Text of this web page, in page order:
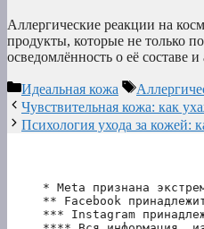
Аллергические реакции на
продукты, которые не только
осведомлённость о её составе
Рубрики
Идеальная кожа Метки
Чувствительная кожа: как
Психология ухода за кожей:
* Meta признана
** Facebook
*** Instagram